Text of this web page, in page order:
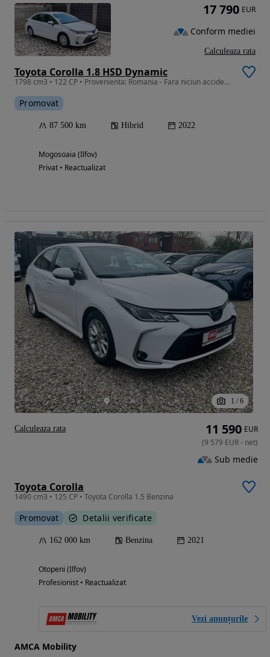
Toyota Corolla 1.8 HSD Dynamic
1798 cm3 • 122 CP • Provenienta: Romania - Fara niciun accident - GARANTIE 10 ANI
Promovat
87 500 km Hibrid 2022
Mogosoaia (Ilfov)
Privat • Reactualizat
17 790 EUR
Conform mediei
Calculeaza rata
1 / 6
Toyota Corolla
1490 cm3 • 125 CP • Toyota Corolla 1.5 Benzina
Promovat Detalii verificate
162 000 km Benzina 2021
Otopeni (Ilfov)
Profesionist • Reactualizat
Vezi anunțurile
AMCA Mobility
11 590 EUR
(9 579 EUR- net)
Sub medie
Calculeaza rata